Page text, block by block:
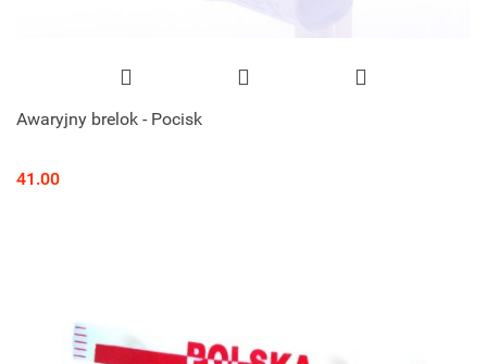
Awaryjny brelok - Pocisk
41.00